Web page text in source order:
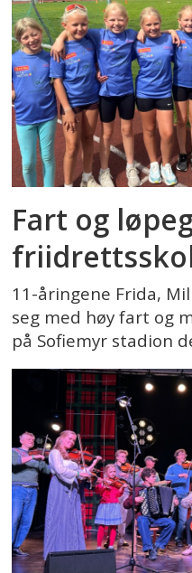
Fart og
11-åringene Frida,
seg med høy fart og
på Sofiemyr stadion